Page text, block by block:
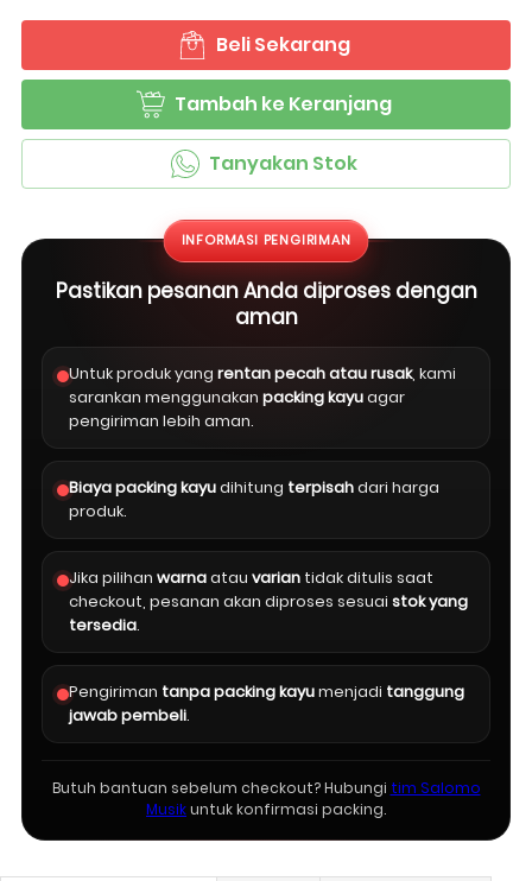
` Beli Sekarang
` Tambah ke Keranjang
` Tanyakan Stok
INFORMASI PENGIRIMAN
Pastikan pesanan Anda diproses dengan
aman
Untuk produk yang rentan pecah atau rusak, kami
sarankan menggunakan packing kayuagar
pengiriman lebih aman.
Biaya packing kayudihitung terpisahdari harga
produk.
Jika pilihan warnaatau varian tidak ditulis saat
checkout, pesanan akan diproses sesuai stok yang
tersedia.
Pengiriman tanpa packing kayumenjadi tanggung
jawab pembeli.
Butuh bantuan sebelum checkout? Hubungi tim Salomo
Musikuntuk konfirmasi packing.